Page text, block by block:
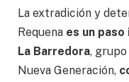
La extradición y
Requena es un
La Barredora,
Nueva Generación,